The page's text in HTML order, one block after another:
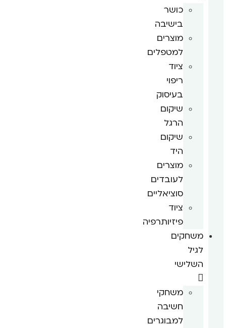
כושר
בישיבה
מוצרים
למטפלים
ציוד
ריפוי
בעיסוק
שיקום
הרגל
שיקום
היד
מוצרים
לעובדים
סוציאליים
ציוד
פיזיותרפיה
משחקים
לגיל
השלישי
משחקי
חשיבה
למבוגרים